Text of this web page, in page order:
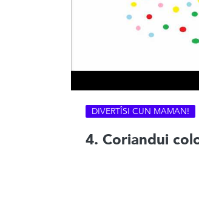
DIVERTÎSI CUN MAMAN!
4. Coriandui